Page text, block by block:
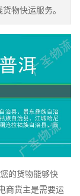
物快运服务。
的货物能够快
商货主是需要运